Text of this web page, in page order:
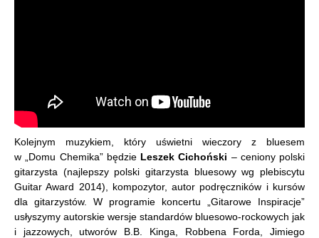
Kolejnym muzykiem, który uświetni wieczory z bluesem
w „Domu Chemika” będzie Leszek Cichoński – ceniony polski
gitarzysta (najlepszy polski gitarzysta bluesowy wg plebiscytu
Guitar Award 2014), kompozytor, autor podręczników i kursów
dla gitarzystów. W programie koncertu „Gitarowe Inspiracje”
usłyszymy autorskie wersje standardów bluesowo-rockowych jak
i jazzowych, utworów B.B. Kinga, Robbena Forda, Jimiego